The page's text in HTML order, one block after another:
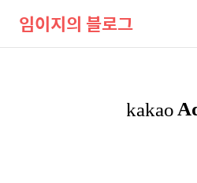
임이지의 블로그